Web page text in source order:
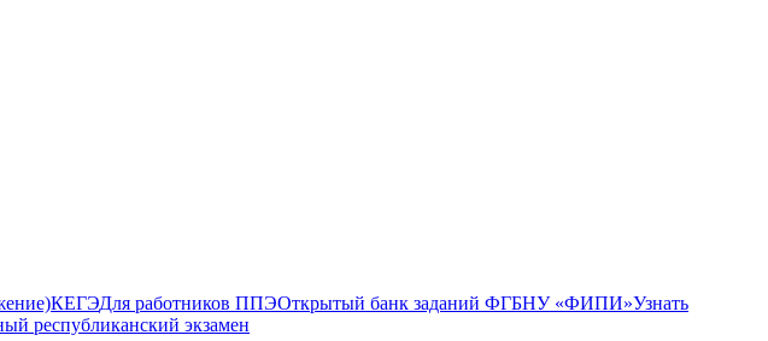
КЕГЭДля работников ППЭОткрытый банк заданий ФГБНУ «ФИПИ»Узнать
республиканский экзамен